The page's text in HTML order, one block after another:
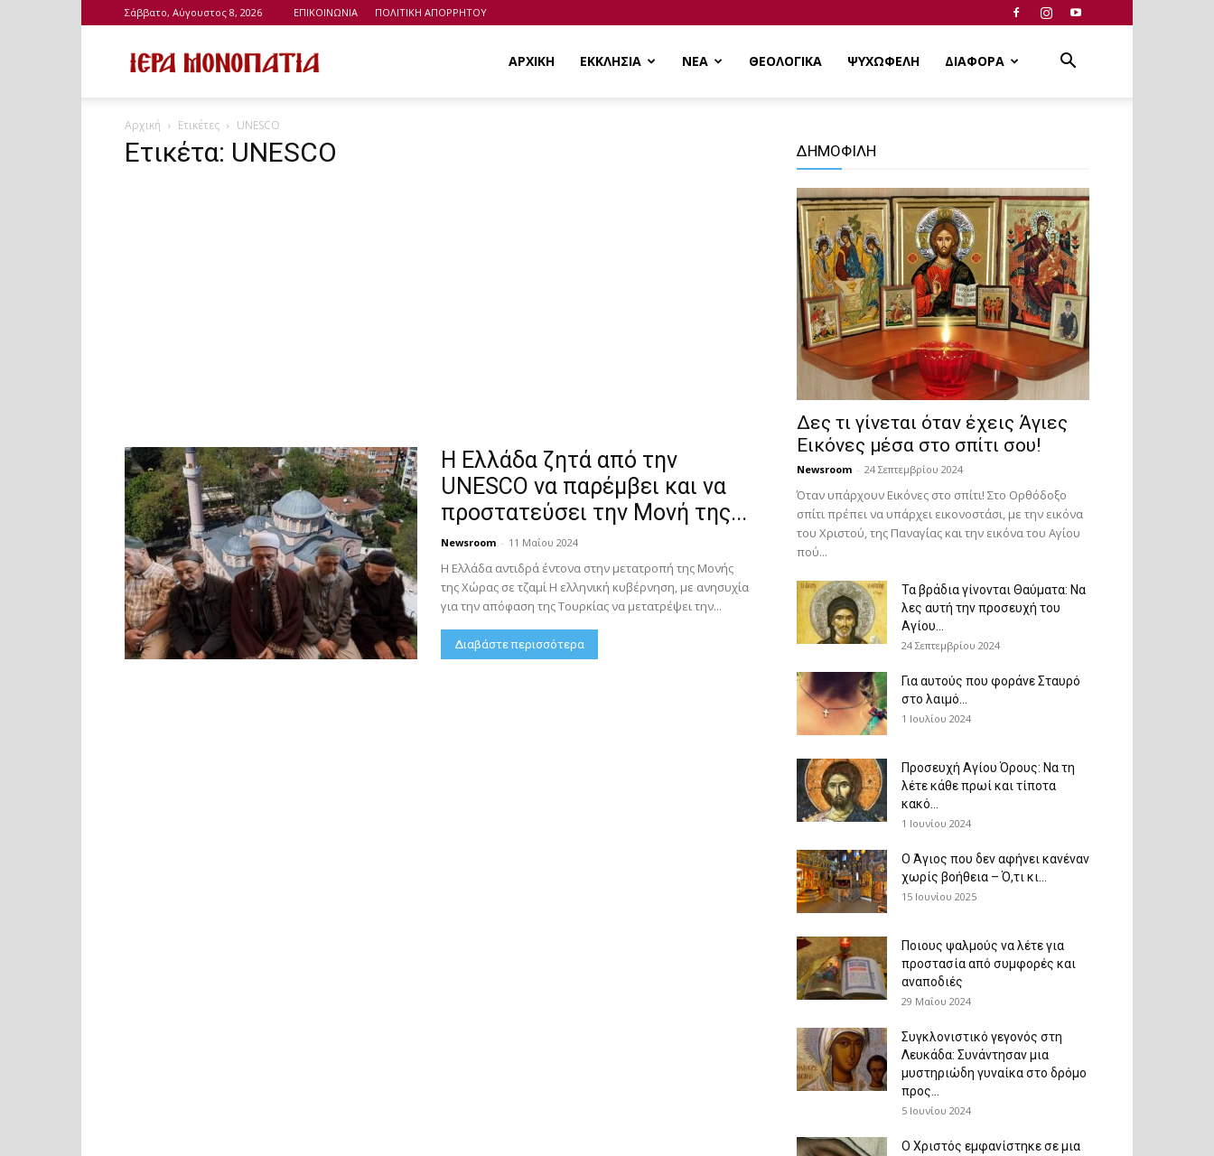
Σάββατο, Αύγουστος 8, 2026 ΕΠΙΚΟΙΝΩΝΙΑ ΠΟΛΙΤΙΚΗ ΑΠΟΡΡΗΤΟΥ
ΑΡΧΙΚΗ ΕΚΚΛΗΣΙΑ ΝΕΑ ΘΕΟΛΟΓΙΚΑ ΨΥΧΩΦΕΛΗ ΔΙΑΦΟΡΑ
Αρχική Ετικέτες UNESCO
Ετικέτα: UNESCO
Η Ελλάδα ζητά από την
UNESCO να παρέμβει και να
προστατεύσει την Μονή της...
Newsroom - 11 Μαΐου 2024
Η Ελλάδα αντιδρά έντονα στην μετατροπή της Μονής
της Χώρας σε τζαμί Η ελληνική κυβέρνηση, με ανησυχία
για την απόφαση της Τουρκίας να μετατρέψει την...
Διαβάστε περισσότερα
ΔΗΜΟΦΙΛΗ
Δες τι γίνεται όταν έχεις Άγιες
Εικόνες μέσα στο σπίτι σου!
Newsroom - 24 Σεπτεμβρίου 2024
Όταν υπάρχουν Εικόνες στο σπίτι! Στο Ορθόδοξο
σπίτι πρέπει να υπάρχει εικονοστάσι, με την εικόνα
του Χριστού, της Παν­αγίας και την εικόνα του Αγίου
πού...
Τα βράδια γίνονται Θαύματα: Να
λες αυτή την προσευχή του
Αγίου...
24 Σεπτεμβρίου 2024
Για αυτούς που φοράνε Σταυρό
στο λαιμό…
1 Ιουλίου 2024
Προσευχή Αγίου Όρους: Να τη
λέτε κάθε πρωί και τίποτα
κακό...
1 Ιουνίου 2024
Ο Άγιος που δεν αφήνει κανέναν
χωρίς βοήθεια – Ό,τι κι...
15 Ιουνίου 2025
Ποιους ψαλμούς να λέτε για
προστασία από συμφορές και
αναποδιές
29 Μαΐου 2024
Συγκλονιστικό γεγονός στη
Λευκάδα: Συνάντησαν μια
μυστηριώδη γυναίκα στο δρόμο
προς...
5 Ιουνίου 2024
Ο Χριστός εμφανίστηκε σε μια